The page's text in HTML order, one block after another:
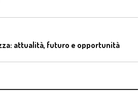
attualità, futuro e opportunità